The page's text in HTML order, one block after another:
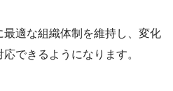
適な組織体制を維持し、変化
できるようになります。